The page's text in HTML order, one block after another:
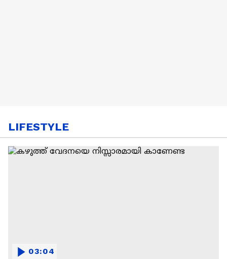
LIFESTYLE
03:04